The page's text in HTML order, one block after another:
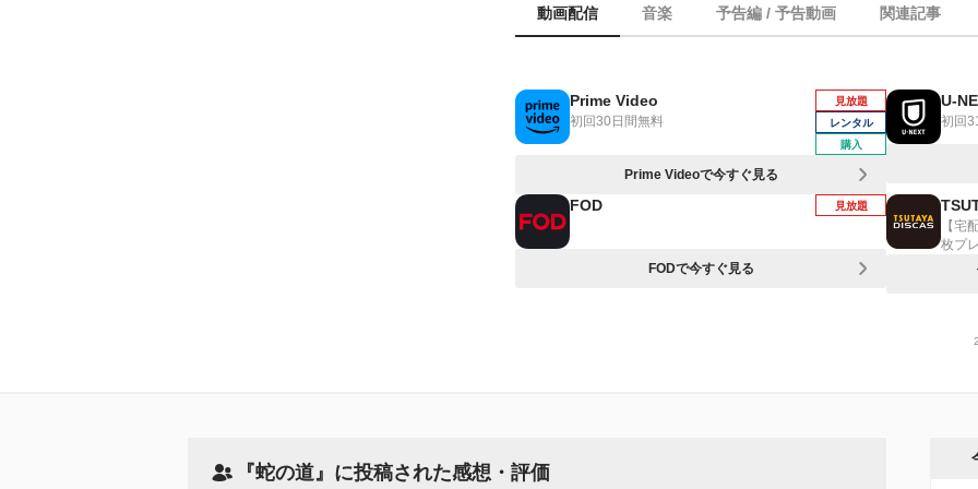
動画配信 音楽 予告編 / 予告動画 関連記事
Prime Video
初回30日間無料
見放題
レンタル
購入
Prime Videoで今すぐ見る
U-
初回
FOD 見放題
FODで今すぐ見る
【宅
枚プ
『蛇の道』に投稿された感想・評価